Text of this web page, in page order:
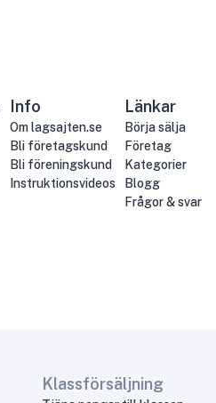
Info
Om lagsajten.se
Bli företagskund
Bli föreningskund
Instruktionsvideos
Länkar
Börja sälja
Företag
Kategorier
Blogg
Frågor & svar
Klassförsäljning